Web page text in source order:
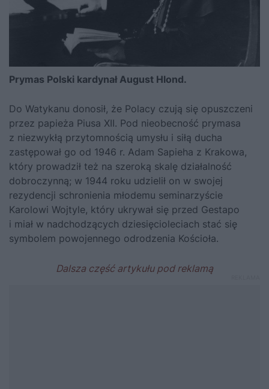
Prymas Polski kardynał August Hlond.
Do Watykanu donosił, że Polacy czują się opuszczeni
przez papieża Piusa XII. Pod nieobecność prymasa
z niezwykłą przytomnością umysłu i siłą ducha
zastępował go od 1946 r. Adam Sapieha z Krakowa,
który prowadził też na szeroką skalę działalność
dobroczynną; w 1944 roku udzielił on w swojej
rezydencji schronienia młodemu seminarzyście
Karolowi Wojtyle, który ukrywał się przed Gestapo
i miał w nadchodzących dziesięcioleciach stać się
symbolem powojennego odrodzenia Kościoła.